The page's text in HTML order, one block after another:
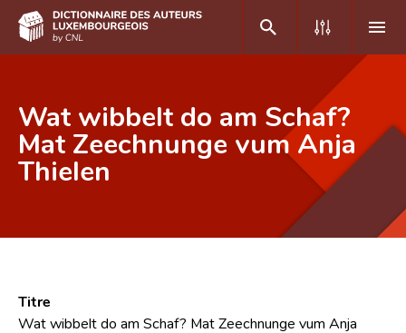
DE FR
Accueil
Recherche avancée
CNL
Wat wibbelt do am Schaf?
Mat Zeechnunge vum Anja
Thielen
Titre
Wat wibbelt do am Schaf? Mat Zeechnunge vum Anja